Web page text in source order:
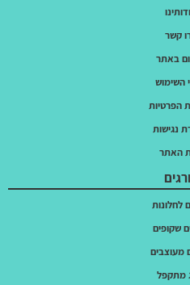
קשר
באתר
השימוש
הפרטיות
נגישות
האתר
לחלונות
שקופים
מעוצבים
מתקפל